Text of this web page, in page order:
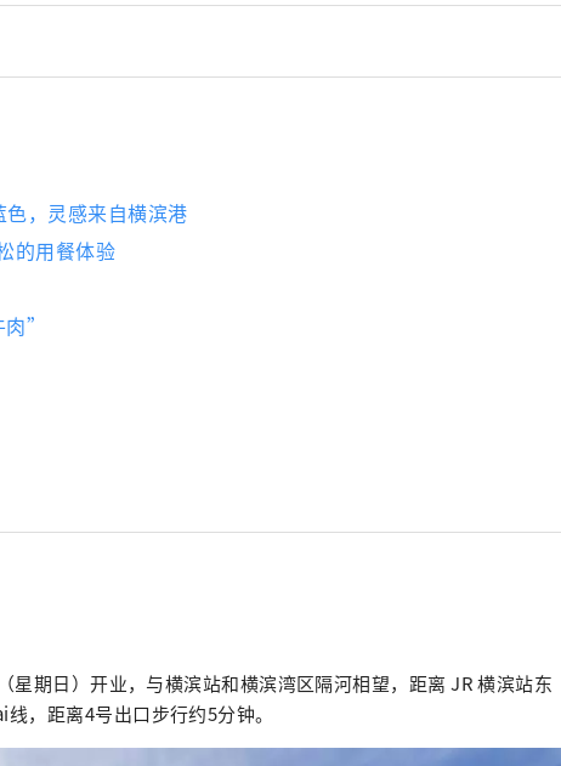
合了精致的城市滨水区和田园诗般的绿色郊区的魅力！
，灵感来自横滨港
的用餐体验
”
星期日）开业，与横滨站和横滨湾区隔河相望，距离 JR 横滨站东
，距离4号出口步行约5分钟。